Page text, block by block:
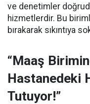
ve denetimler
hizmetlerdir. Bu
bırakarak sıkıntıya
“Maaş
Hastanedeki
Tutuyor!”